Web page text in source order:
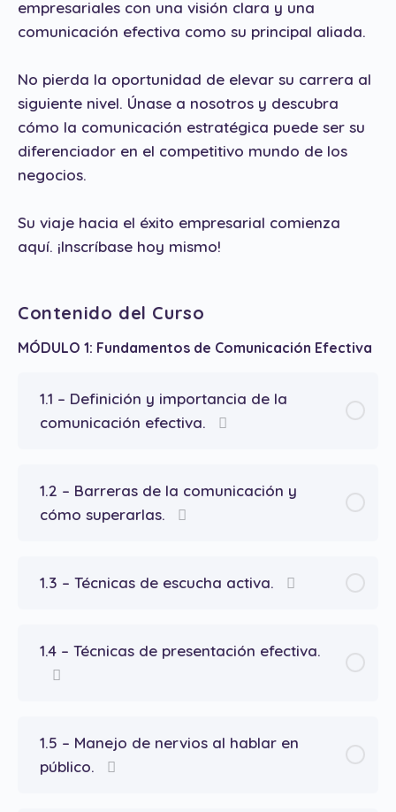
empresariales con una visión clara y una
comunicación efectiva como su principal aliada.
No pierda la oportunidad de elevar su carrera al
siguiente nivel. Únase a nosotros y descubra
cómo la comunicación estratégica puede ser su
diferenciador en el competitivo mundo de los
negocios.
Su viaje hacia el éxito empresarial comienza
aquí. ¡Inscríbase hoy mismo!
Contenido del Curso
MÓDULO 1: Fundamentos de Comunicación Efectiva
1.1 – Definición y importancia de la
comunicación efectiva.
1.2 – Barreras de la comunicación y
cómo superarlas.
1.3 – Técnicas de escucha activa.
1.4 – Técnicas de presentación efectiva.
1.5 – Manejo de nervios al hablar en
público.